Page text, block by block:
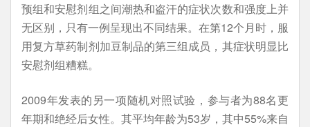
预组和安慰剂组之间潮热和盗汗的症状次数和强度上并
无区别，只有一例呈现出不同结果。在第12个月时，服
用复方草药制剂加豆制品的第三组成员，其症状明显比
安慰剂组糟糕。
2009年发表的另一项随机对照试验，参与者为88名更
年期和绝经后女性。其平均年龄为53岁，其中55%来自